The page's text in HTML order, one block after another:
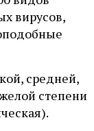
вирусов,
средней,
степени